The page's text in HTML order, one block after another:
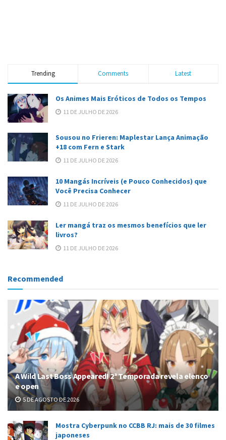
Trending Comments Latest
Os Animes Mais Eróticos de Todos os Tempos
11 DE JULHO DE 2026
Sousou no Frieren: Maplestar Lança Animação
+18 com Fern e Stark
11 DE JULHO DE 2026
10 Mangás Incríveis (e Pouco Conhecidos) que
Você Precisa Conhecer
11 DE JULHO DE 2026
Ler mangá traz os mesmos benefícios que ler
livros?
11 DE JULHO DE 2026
Recommended
A Wild Last Boss Appeared! 2ª Temporada revela elenco
e open
5 DE AGOSTO DE 2026
Mostra Cyberpunk no CCBB RJ: mais de 30 filmes
japoneses